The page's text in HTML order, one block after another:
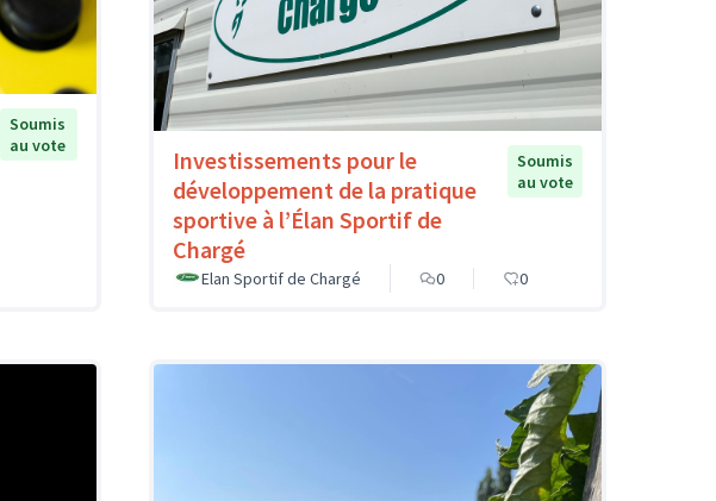
Soumis
au vote
Investissements pour le
développement de la pratique
sportive à l’Élan Sportif de
Chargé
Soumis
au vote
Elan Sportif de Chargé 0 0